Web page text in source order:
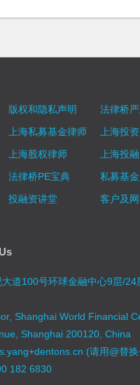
版权和隐私声明
法律桥
上海私募基金律师
上海投
上海股权律师
上海投
法律桥PE宝典
私募基
投融资讲堂
客户及
道100号环球金融中心9层/24
Shanghai World Financial
Shanghai 200120, China
(请用@替换
182 6830